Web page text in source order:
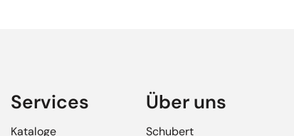
Services
Kataloge
Über uns
Schubert